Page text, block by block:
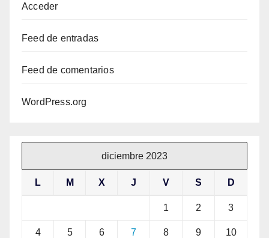
Acceder
Feed de entradas
Feed de comentarios
WordPress.org
diciembre 2023
L M X J V S D
1 2 3
4 5 6 7 8 9 10